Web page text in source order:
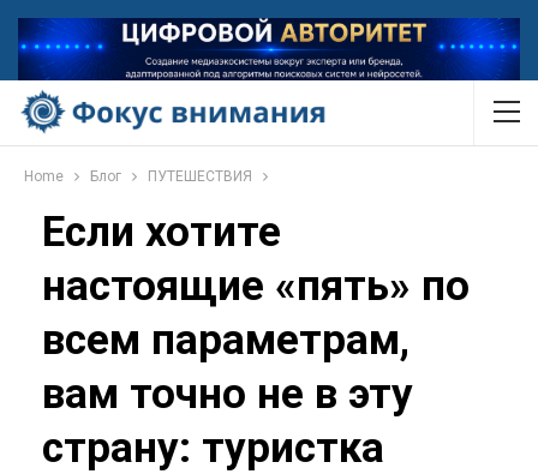
Home Блог ПУТЕШЕСТВИЯ
Если хотите
настоящие «пять» по
всем параметрам,
вам точно не в эту
страну: туристка